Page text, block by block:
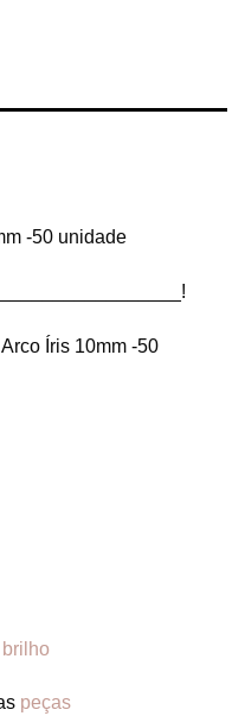
-50 unidade
Íris 10mm -50
peças